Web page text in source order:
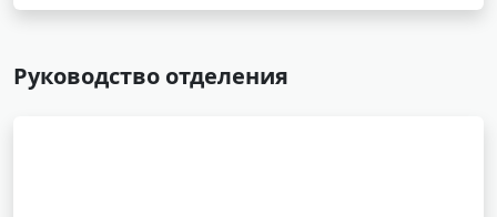
Руководство отделения